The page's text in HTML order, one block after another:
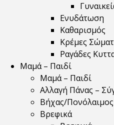
Ενυδάτωση
Καθαρισμός
Κρέμες
Ραγάδες
Μαμά – Παιδί
Μαμά – Παιδί
Αλλαγή Πάνας –
Βήχας/Πονόλαιμος
Βρεφικά